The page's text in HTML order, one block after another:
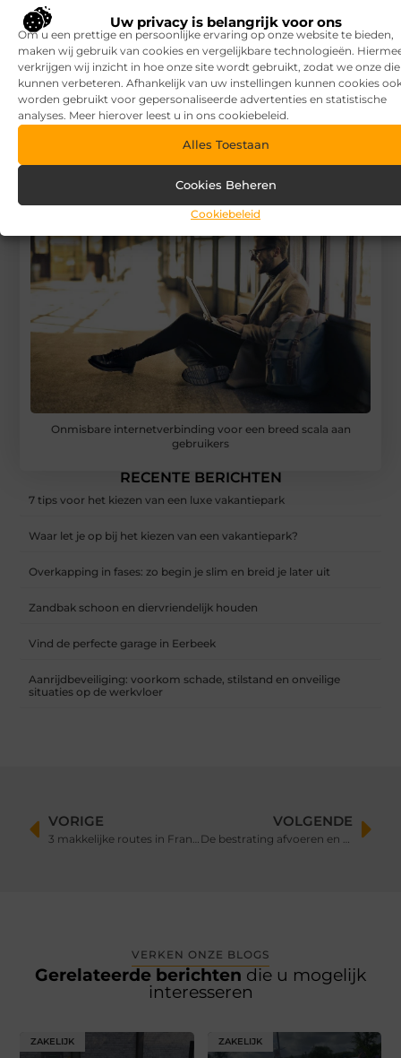
Uw privacy is belangrijk voor ons
Om u een prettige en persoonlijke ervaring op onze website te bieden,
maken wij gebruik van cookies en vergelijkbare technologieën.
verkrijgen wij inzicht in hoe onze site wordt gebruikt, zodat we onze
kunnen verbeteren. Afhankelijk van uw instellingen kunnen cookies
worden gebruikt voor gepersonaliseerde advertenties en statistische
analyses. Meer hierover leest u in ons cookiebeleid.
Alles Toestaan
Cookies Beheren
Cookiebeleid
Onmisbare internetverbinding voor een breed scala aan
gebruikers
RECENTE BERICHTEN
7 tips voor het kiezen van een luxe vakantiepark
Waar let je op bij het kiezen van een vakantiepark?
Overkapping in fases: zo begin je slim en breid je later uit
Zandbak schoon en diervriendelijk houden
Vind de perfecte garage in Eerbeek
Aanrijdbeveiliging: voorkom schade, stilstand en onveilige
situaties op de werkvloer
met bloggen opV.I.P.
Baits
Stuur ons een bericht
Registreer hier
VORIGE
3 makkelijke routes in Frankrijk voor een tocht met de elektrische fiets
VOLGENDE
De bestrating afvoeren en aanleggen
VERKEN ONZE BLOGS
Gerelateerde berichten die u mogelijk
interesseren
ZAKELIJK ZAKELIJK